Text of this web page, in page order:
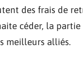
des frais de
céder, la
meilleurs alliés.